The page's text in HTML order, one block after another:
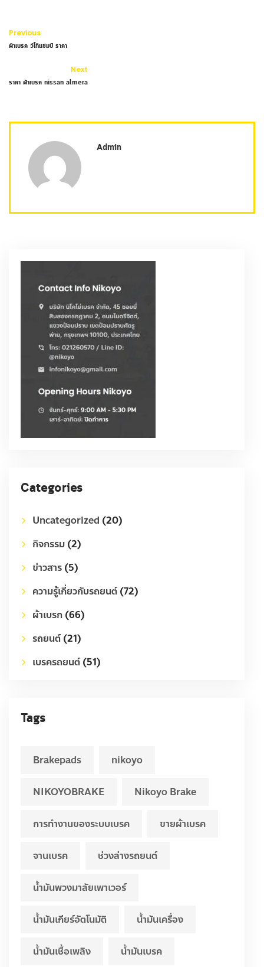
Previous
ผ้าเบรค วีโก้แชมป์ ราคา
Next
ราคา ผ้าเบรค nissan almera
Admin
Categories
Uncategorized (20)
กิจกรรม (2)
ข่าวสาร (5)
ความรู้เกี่ยวกับรถยนต์(72)
ผ้าเบรก (66)
รถยนต์(21)
เบรครถยนต์(51)
Tags
Brakepads nikoyo
NIKOYOBRAKE Nikoyo Brake
การทำงานของระบบเบรค ขายผ้าเบรค
จานเบรค ช่วงล่างรถยนต์
น้ำมันพวงมาลัยเพาเวอร์
น้ำมันเกียร์อัตโนมัติ น้ำมันเครื่อง
น้ำมันเชื้อเพลิง น้ำมันเบรค